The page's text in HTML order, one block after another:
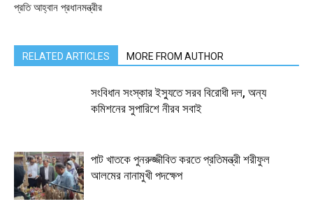
প্রতি আহ্বান প্রধানমন্ত্রীর
RELATED ARTICLES MORE FROM AUTHOR
সংবিধান সংস্কার ইস্যুতে সরব বিরোধী দল, অন্য
কমিশনের সুপারিশে নীরব সবাই
পাট খাতকে পুনরুজ্জীবিত করতে প্রতিমন্ত্রী শরীফুল
আলমের নানামুখী পদক্ষেপ